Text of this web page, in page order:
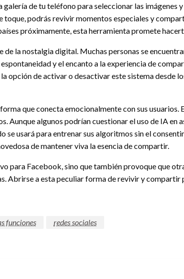
de tu teléfono para seleccionar las
podrás revivir momentos especiales y
próximamente, esta herramienta promete
la nostalgia digital. Muchas personas se
y el encanto a la experiencia de
opción de activar o desactivar este sistema desde
que conecta emocionalmente con sus
Aunque algunos podrían cuestionar el uso de IA
usará para entrenar sus algoritmos sin el
de mantener viva la esencia de compartir.
para Facebook, sino que también provoque que
Abrirse a esta peculiar forma de revivir y
funciones redes sociales